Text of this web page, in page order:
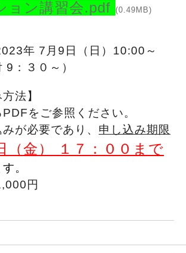
ョン講習会.pdf (0.49MB)
年 7月9日（日）10:00～
：３０～）
方法】
PDFをご参照ください。
が必要であり、 申し込み期限
（金） １７：００まで
。
円